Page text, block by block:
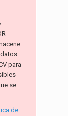
datos
para
se
de